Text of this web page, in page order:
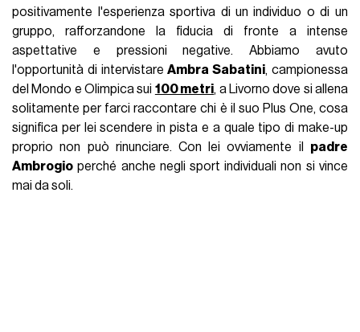
positivamente l'esperienza sportiva di un individuo o di un
gruppo, rafforzandone la fiducia di fronte a intense
aspettative e pressioni negative. Abbiamo avuto
l'opportunità di intervistareAmbra Sabatini, campionessa
del Mondo e Olimpica sui 100 metri, a Livorno dove si allena
solitamente per farci raccontare chi è il suo Plus One, cosa
significa per lei scendere in pista e a quale tipo di make-up
proprio non può rinunciare. Con lei ovviamente il padre
Ambrogio perché anche negli sport individuali non si vince
mai da soli.